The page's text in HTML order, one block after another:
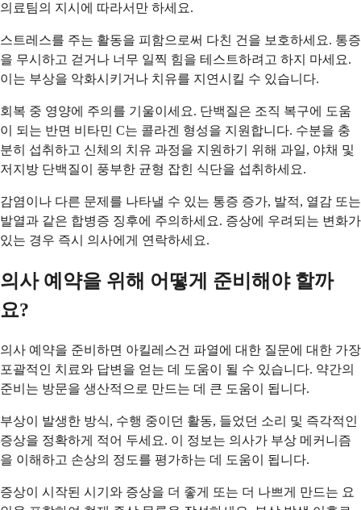
의료팀의 지시에 따라서만 하세요.
스트레스를 주는 활동을 피함으로써 다친 건을 보호하세요. 통증
을 무시하고 걷거나 너무 일찍 힘을 테스트하려고 하지 마세요.
이는 부상을 악화시키거나 치유를 지연시킬 수 있습니다.
회복 중 영양에 주의를 기울이세요. 단백질은 조직 복구에 도움
이 되는 반면 비타민 C는 콜라겐 형성을 지원합니다. 수분을 충
분히 섭취하고 신체의 치유 과정을 지원하기 위해 과일, 야채 및
저지방 단백질이 풍부한 균형 잡힌 식단을 섭취하세요.
감염이나 다른 문제를 나타낼 수 있는 통증 증가, 발적, 열감 또는
발열과 같은 합병증 징후에 주의하세요. 증상에 우려되는 변화가
있는 경우 즉시 의사에게 연락하세요.
의사 예약을 위해 어떻게 준비해야 할까
요?
의사 예약을 준비하면 아킬레스건 파열에 대한 질문에 대한 가장
포괄적인 치료와 답변을 얻는 데 도움이 될 수 있습니다. 약간의
준비는 방문을 생산적으로 만드는 데 큰 도움이 됩니다.
부상이 발생한 방식, 수행 중이던 활동, 들었던 소리 및 즉각적인
증상을 정확하게 적어 두세요. 이 정보는 의사가 부상 메커니즘
을 이해하고 손상의 정도를 평가하는 데 도움이 됩니다.
증상이 시작된 시기와 증상을 더 좋게 또는 더 나쁘게 만드는 요